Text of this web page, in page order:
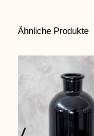
Ähnliche Produkte